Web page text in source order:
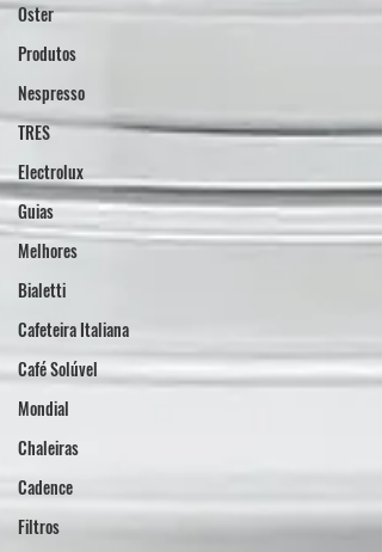
Oster
Produtos
Nespresso
TRES
Electrolux
Guias
Melhores
Bialetti
Cafeteira Italiana
Café Solúvel
Mondial
Chaleiras
Cadence
Filtros